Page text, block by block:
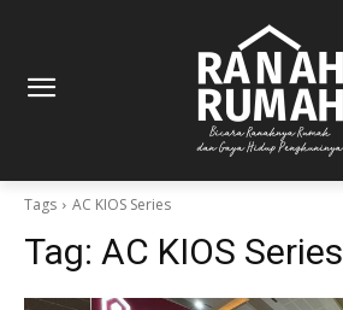
Tags AC KIOS Series
Tag: AC KIOS Series